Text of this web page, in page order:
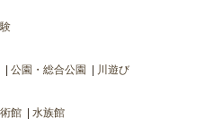
公園・総合公園 川遊び
館 水族館